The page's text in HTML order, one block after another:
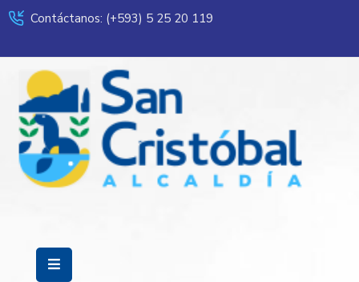
Contáctanos: (+593) 5 25 20 119
Servicios
Municipalidad
Mi
Ciudad
Transparencia